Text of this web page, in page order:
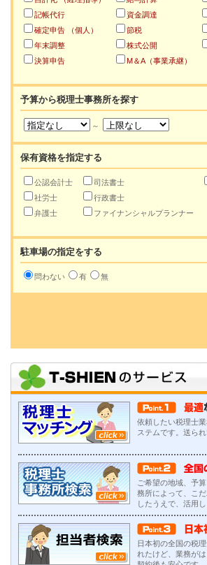
記帳代行
確定申告 （個人）
年末調整
決算申告
資金調達
節税
株式公開
M＆A（事業承継）
予算から税理士事務所を探す
～
保有資格を指定する
公認会計士
社労士
弁護士
司法書士
行政書士
ファイナンシャルプランナー
駐車場の指定をする
問わない 有 無
依頼したい税理士
ステムです。送ら
ご希望の地域、予
務所によって、こ
したうえで、活用し
日本初の全国の税
れたけど、業務が